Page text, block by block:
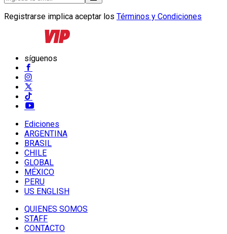
Registrarse implica aceptar los Términos y Condiciones
síguenos
Ediciones
ARGENTINA
BRASIL
CHILE
GLOBAL
MÉXICO
PERU
US ENGLISH
QUIENES SOMOS
STAFF
CONTACTO